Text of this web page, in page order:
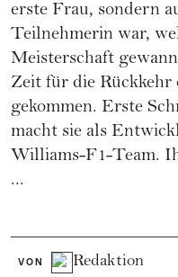
erste Frau, sondern
Teilnehmerin war,
Meisterschaft
Zeit für die Rückkehr
gekommen. Erste
macht sie als
Williams-F1-Team.
...
VON Redaktion